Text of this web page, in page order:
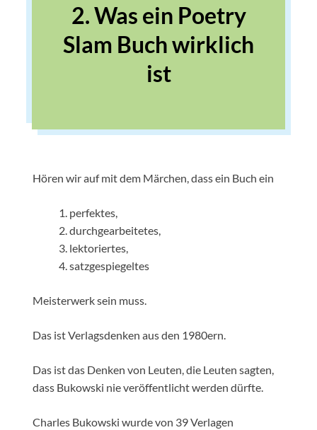
2. Was ein Poetry
Slam Buch wirklich
ist
Hören wir auf mit dem Märchen, dass ein Buch ein
perfektes,
durchgearbeitetes,
lektoriertes,
satzgespiegeltes
Meisterwerk sein muss.
Das ist Verlagsdenken aus den 1980ern.
Das ist das Denken von Leuten, die Leuten sagten,
dass Bukowski nie veröffentlicht werden dürfte.
Charles Bukowski wurde von 39 Verlagen